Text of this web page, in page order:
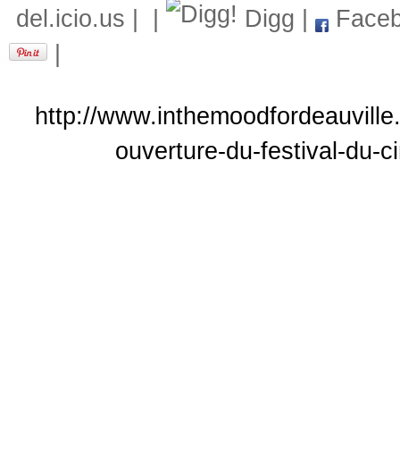
del.icio.us
Digg
http://
ouverture-du-festival-du-